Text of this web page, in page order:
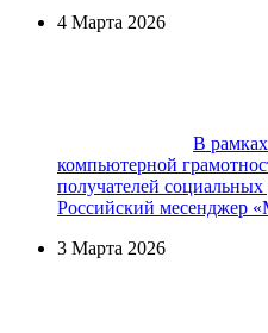
4 Марта 2026
В
компьютерной
получателей
Российский месенджер
3 Марта 2026